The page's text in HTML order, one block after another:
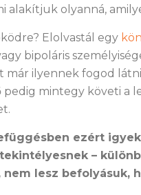
alakítjuk olyanná,
Elolvastál egy
bipoláris
már ilyennek fogod
pedig mintegy követi a
ezért
–
lesz befolyásuk,